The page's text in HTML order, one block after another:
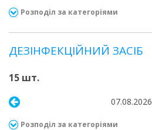
Розподіл за категоріями
ДЕЗІНФЕКЦІЙНИЙ ЗАСІБ
15 шт.
07.08.2026
Розподіл за категоріями